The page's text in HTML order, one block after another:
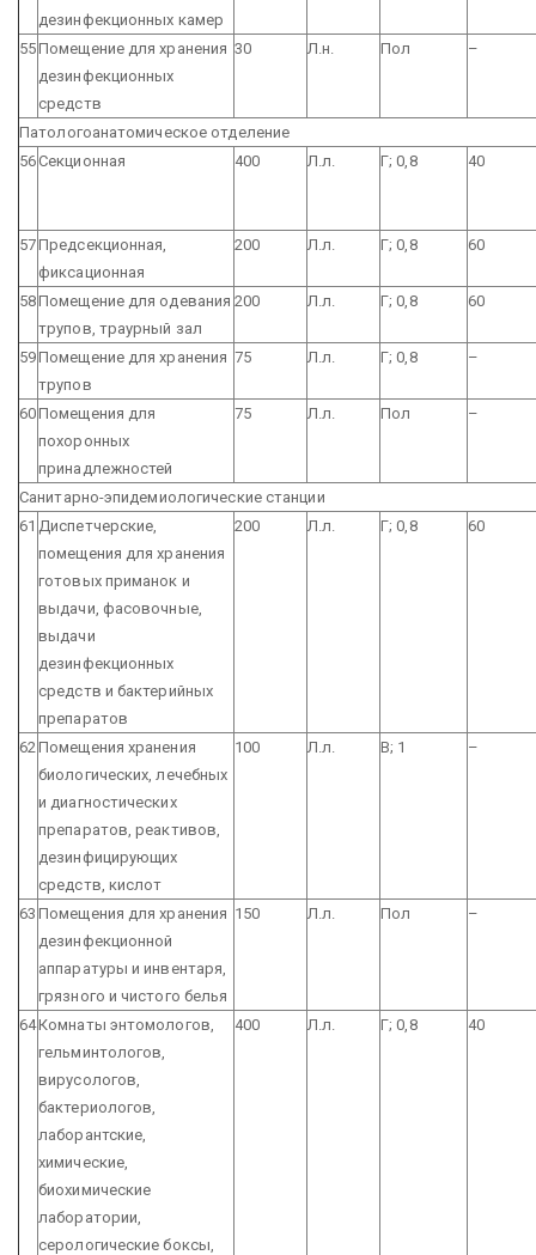
дезинфекционных камер
55Помещение для хранения
дезинфекционных
средств
30 Л.н. Пол –
Патологоанатомическое отделение
56Секционная 400 Л.л. Г; 0,8 40
57Предсекционная,
фиксационная
200 Л.л. Г; 0,8 60
58Помещение для одевания
трупов, траурный зал
200 Л.л. Г; 0,8 60
59Помещение для хранения
трупов
75 Л.л. Г; 0,8 –
60Помещения для
похоронных
принадлежностей
75 Л.л. Пол –
Санитарно-эпидемиологические станции
61 Диспетчерские,
помещения для хранения
готовых приманок и
выдачи, фасовочные,
выдачи
дезинфекционных
средств и бактерийных
препаратов
200 Л.л. Г; 0,8 60
62 Помещения хранения
биологических, лечебных
и диагностических
препаратов, реактивов,
дезинфицирующих
средств, кислот
100 Л.л. В; 1 –
63 Помещения для хранения
дезинфекционной
аппаратуры и инвентаря,
грязного и чистого белья
150 Л.л. Пол –
64Комнаты энтомологов,
гельминтологов,
вирусологов,
бактериологов,
лаборантские,
химические,
биохимические
лаборатории,
серологические боксы,
400 Л.л. Г; 0,8 40